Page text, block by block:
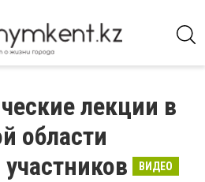
лекции в
области
ВИДЕО